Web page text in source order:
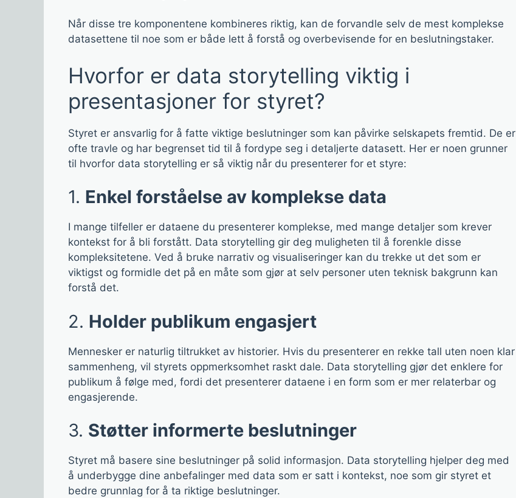
Når disse tre komponentene kombineres riktig, kan de forvandle selv de mest komplekse
datasettene til noe som er både lett å forstå og overbevisende for en beslutningstaker.
Hvorfor er data storytelling viktig i
presentasjoner for styret?
Styret er ansvarlig for å fatte viktige beslutninger som kan påvirke selskapets fremtid. De er
ofte travle og har begrenset tid til å fordype seg i detaljerte datasett. Her er noen grunner
til hvorfor data storytelling er så viktig når du presenterer for et styre:
1. Enkel forståelse av komplekse data
I mange tilfeller er dataene du presenterer komplekse, med mange detaljer som krever
kontekst for å bli forstått. Data storytelling gir deg muligheten til å forenkle disse
kompleksitetene. Ved å bruke narrativ og visualiseringer kan du trekke ut det som er
viktigst og formidle det på en måte som gjør at selv personer uten teknisk bakgrunn kan
forstå det.
2. Holder publikum engasjert
Mennesker er naturlig tiltrukket av historier. Hvis du presenterer en rekke tall uten noen klar
sammenheng, vil styrets oppmerksomhet raskt dale. Data storytelling gjør det enklere for
publikum å følge med, fordi det presenterer dataene i en form som er mer relaterbar og
engasjerende.
3. Støtter informerte beslutninger
Styret må basere sine beslutninger på solid informasjon. Data storytelling hjelper deg med
å underbygge dine anbefalinger med data som er satt i kontekst, noe som gir styret et
bedre grunnlag for å ta riktige beslutninger.